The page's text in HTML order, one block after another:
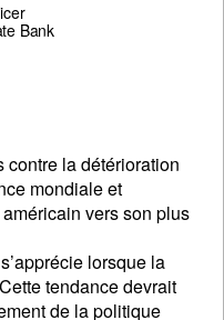
Bank
contre la détérioration
mondiale et
vers son plus
lorsque la
tendance devrait
de la politique